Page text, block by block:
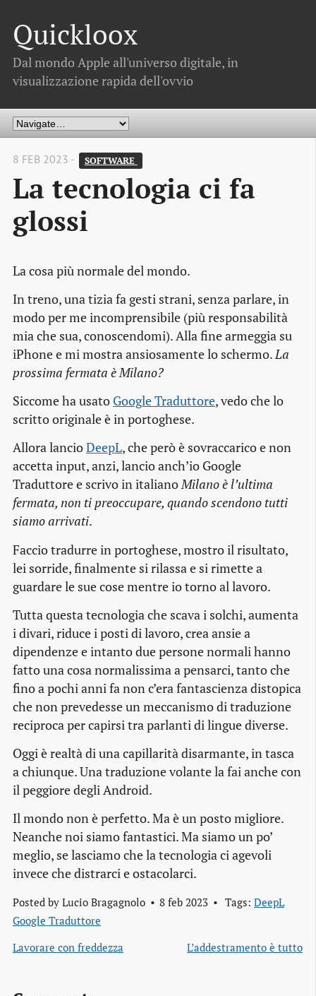
Quickloox
Dal mondo Apple all'universo digitale, in
visualizzazione rapida dell'ovvio
8 FEB 2023 - SOFTWARE
La tecnologia ci fa
glossi
La cosa più normale del mondo.
In treno, una tizia fa gesti strani, senza parlare, in
modo per me incomprensibile (più responsabilità
mia che sua, conoscendomi). Alla fine armeggia su
iPhone e mi mostra ansiosamente lo schermo.La
prossima fermata è Milano?
Siccome ha usato Google Traduttore, vedo che lo
scritto originale è in portoghese.
Allora lancioDeepL, che però è sovraccarico e non
accetta input, anzi, lancio anch’io Google
Traduttore e scrivo in italianoMilano è l’ultima
fermata, non ti preoccupare, quando scendono tutti
siamo arrivati.
Faccio tradurre in portoghese, mostro il risultato,
lei sorride, finalmente si rilassa e si rimette a
guardare le sue cose mentre io torno al lavoro.
Tutta questa tecnologia che scava i solchi, aumenta
i divari, riduce i posti di lavoro, crea ansie a
dipendenze e intanto due persone normali hanno
fatto una cosa normalissima a pensarci, tanto che
fino a pochi anni fa non c’era fantascienza distopica
che non prevedesse un meccanismo di traduzione
reciproca per capirsi tra parlanti di lingue diverse.
Oggi è realtà di una capillarità disarmante, in tasca
a chiunque. Una traduzione volante la fai anche con
il peggiore degli Android.
Il mondo non è perfetto. Ma è un posto migliore.
Neanche noi siamo fantastici. Ma siamo un po’
meglio, se lasciamo che la tecnologia ci agevoli
invece che distrarci e ostacolarci.
Posted by Lucio Bragagnolo 8 feb 2023 Tags: DeepL
Google Traduttore
Lavorare con freddezza
L’addestramento è tutto